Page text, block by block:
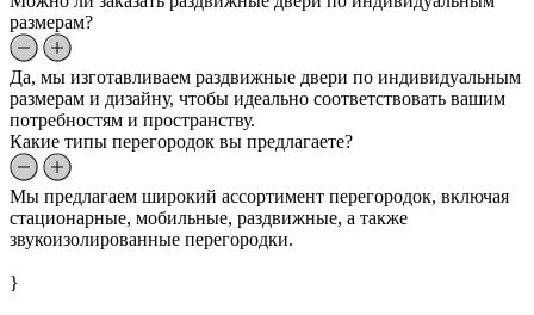
размерам?
Да, мы изготавливаем раздвижные двери по индивидуальным
размерам и дизайну, чтобы идеально соответствовать вашим
потребностям и пространству.
Какие типы перегородок вы предлагаете?
Мы предлагаем широкий ассортимент перегородок, включая
стационарные, мобильные, раздвижные, а также
звукоизолированные перегородки.
}